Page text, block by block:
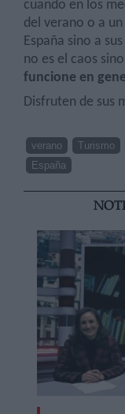
cuando en los
del verano o a
España sino a
no es el caos
funcione en
Disfruten de sus
verano Turismo
España